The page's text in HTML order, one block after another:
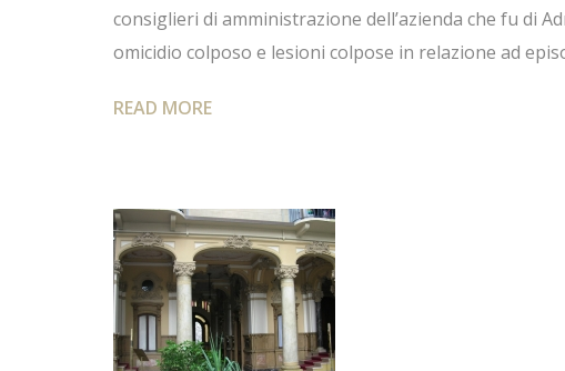
consiglieri di amministrazione dell’azienda che fu di
omicidio colposo e lesioni colpose in relazione ad
READ MORE